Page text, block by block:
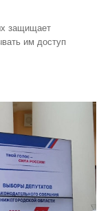
защищает
им доступ